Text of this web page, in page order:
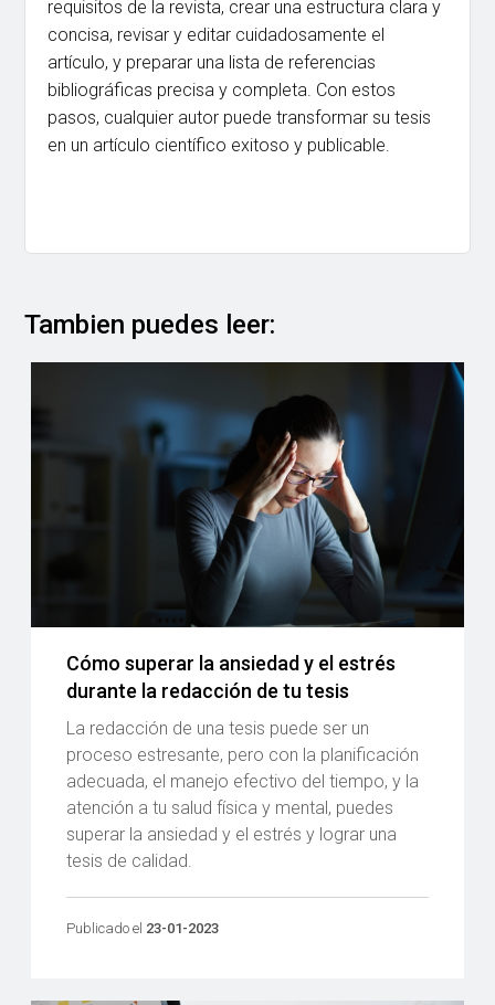
requisitos de la revista, crear una estructura clara y
concisa, revisar y editar cuidadosamente el
artículo, y preparar una lista de referencias
bibliográficas precisa y completa. Con estos
pasos, cualquier autor puede transformar su tesis
en un artículo científico exitoso y publicable.
Tambien puedes leer:
Cómo superar la ansiedad y el estrés
durante la redacción de tu tesis
La redacción de una tesis puede ser un
proceso estresante, pero con la planificación
adecuada, el manejo efectivo del tiempo, y la
atención a tu salud física y mental, puedes
superar la ansiedad y el estrés y lograr una
tesis de calidad.
Publicado el 23-01-2023